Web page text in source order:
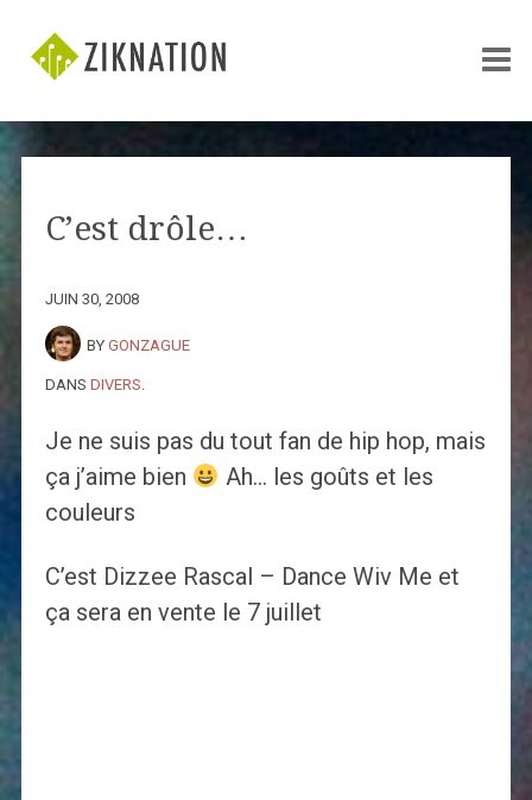
C’est drôle…
JUIN 30, 2008
BY GONZAGUE
DANS DIVERS
Je ne suis pas du tout fan de hip hop, mais
ça j’aime bien
Ah… les goûts et les
couleurs
C’est Dizzee Rascal – Dance Wiv Me et
ça sera en vente le 7 juillet